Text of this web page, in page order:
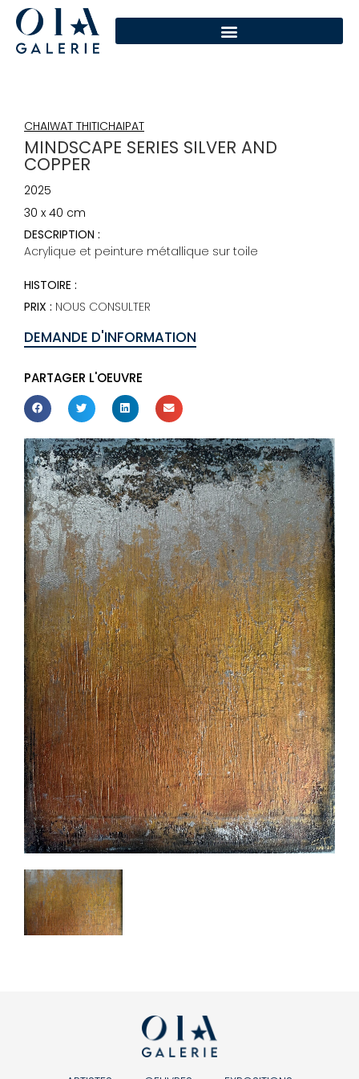
CHAIWAT THITICHAIPAT
MINDSCAPE SERIES SILVER AND
COPPER
2025
30 x 40 cm
DESCRIPTION :
Acrylique et peinture métallique sur toile
HISTOIRE :
PRIX : NOUS CONSULTER
DEMANDE D'INFORMATION
PARTAGER L'OEUVRE